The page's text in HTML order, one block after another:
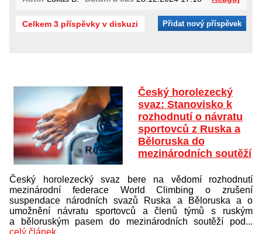
Celkem 3 příspěvky v diskuzi Přidat nový příspěvek
Český horolezecký
svaz: Stanovisko k
rozhodnutí o návratu
sportovců z Ruska a
Běloruska do
mezinárodních soutěží
Český horolezecký svaz bere na vědomí rozhodnutí
mezinárodní federace World Climbing o zrušení
suspendace národních svazů Ruska a Běloruska a o
umožnění návratu sportovců a členů týmů s ruským
a běloruským pasem do mezinárodních soutěží pod...
celý článek